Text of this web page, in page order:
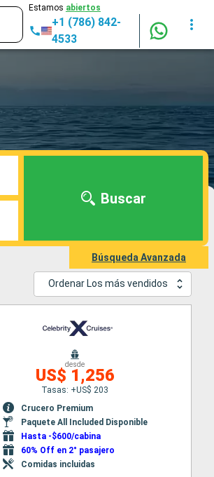
Estamos abiertos
+1 (786) 842-
4533
Buscar
Búsqueda Avanzada
Ordenar Los más vendidos
desde
US$ 1,256
Tasas: +US$ 203
Crucero Premium
Paquete All Included Disponible
Hasta -$600/cabina
60% Off en 2° pasajero
Comidas incluidas